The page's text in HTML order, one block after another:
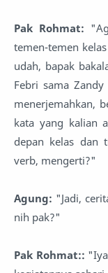
Pak Rohmat:
temen-temen
udah, bapak
Febri sama
menerjemahkan,
kata yang kalian
depan kelas dan
verb, mengerti?"
Agung: "Jadi,
nih pak?"
Pak Rohmat::